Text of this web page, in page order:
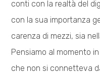
conti con la realtà del
con la sua importanza
carenza di mezzi, sia
Pensiamo al momento
che non si connetteva